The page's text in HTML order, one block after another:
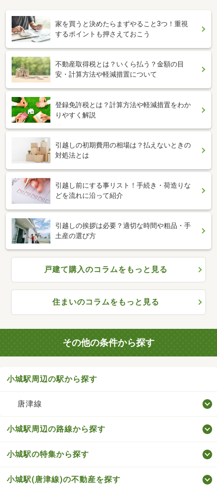
家を買うと決めたらまずやること3つ！重視
するポイントも押さえておこう
不動産取得税とは？いくら払う？金額の目
安・計算方法や軽減措置について
登録免許税とは？計算方法や軽減措置をわか
りやすく解説
引越しの初期費用の相場は？払えないときの
対処法とは
引越し前にする事リスト！手続き・荷造りな
どを流れに沿って紹介
引越しの挨拶は必要？適切な時間や粗品・手
土産の選び方
戸建て購入のコラムをもっと見る
住まいのコラムをもっと見る
その他の条件から探す
小城駅周辺の駅から探す
唐津線
小城駅周辺の路線から探す
小城駅の特集から探す
小城駅(唐津線)の不動産を探す